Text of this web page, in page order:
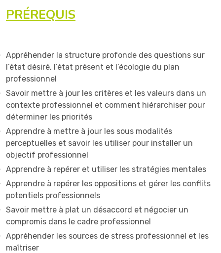
PRÉREQUIS
Appréhender la structure profonde des questions sur
l’état désiré, l’état présent et l’écologie du plan
professionnel
Savoir mettre à jour les critères et les valeurs dans un
contexte professionnel et comment hiérarchiser pour
déterminer les priorités
Apprendre à mettre à jour les sous modalités
perceptuelles et savoir les utiliser pour installer un
objectif professionnel
Apprendre à repérer et utiliser les stratégies mentales
Apprendre à repérer les oppositions et gérer les conflits
potentiels professionnels
Savoir mettre à plat un désaccord et négocier un
compromis dans le cadre professionnel
Appréhender les sources de stress professionnel et les
maîtriser